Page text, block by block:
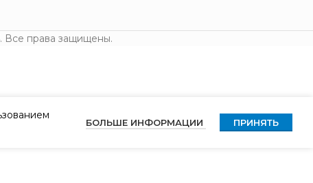
Все права защищены.
БОЛЬШЕ ИНФОРМАЦИИ ПРИНЯТЬ